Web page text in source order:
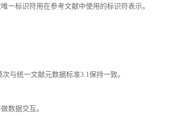
一标识符用在参考文献中使用的标识符表示。
与统一文献元数据标准3.1保持一致。
数据交互。